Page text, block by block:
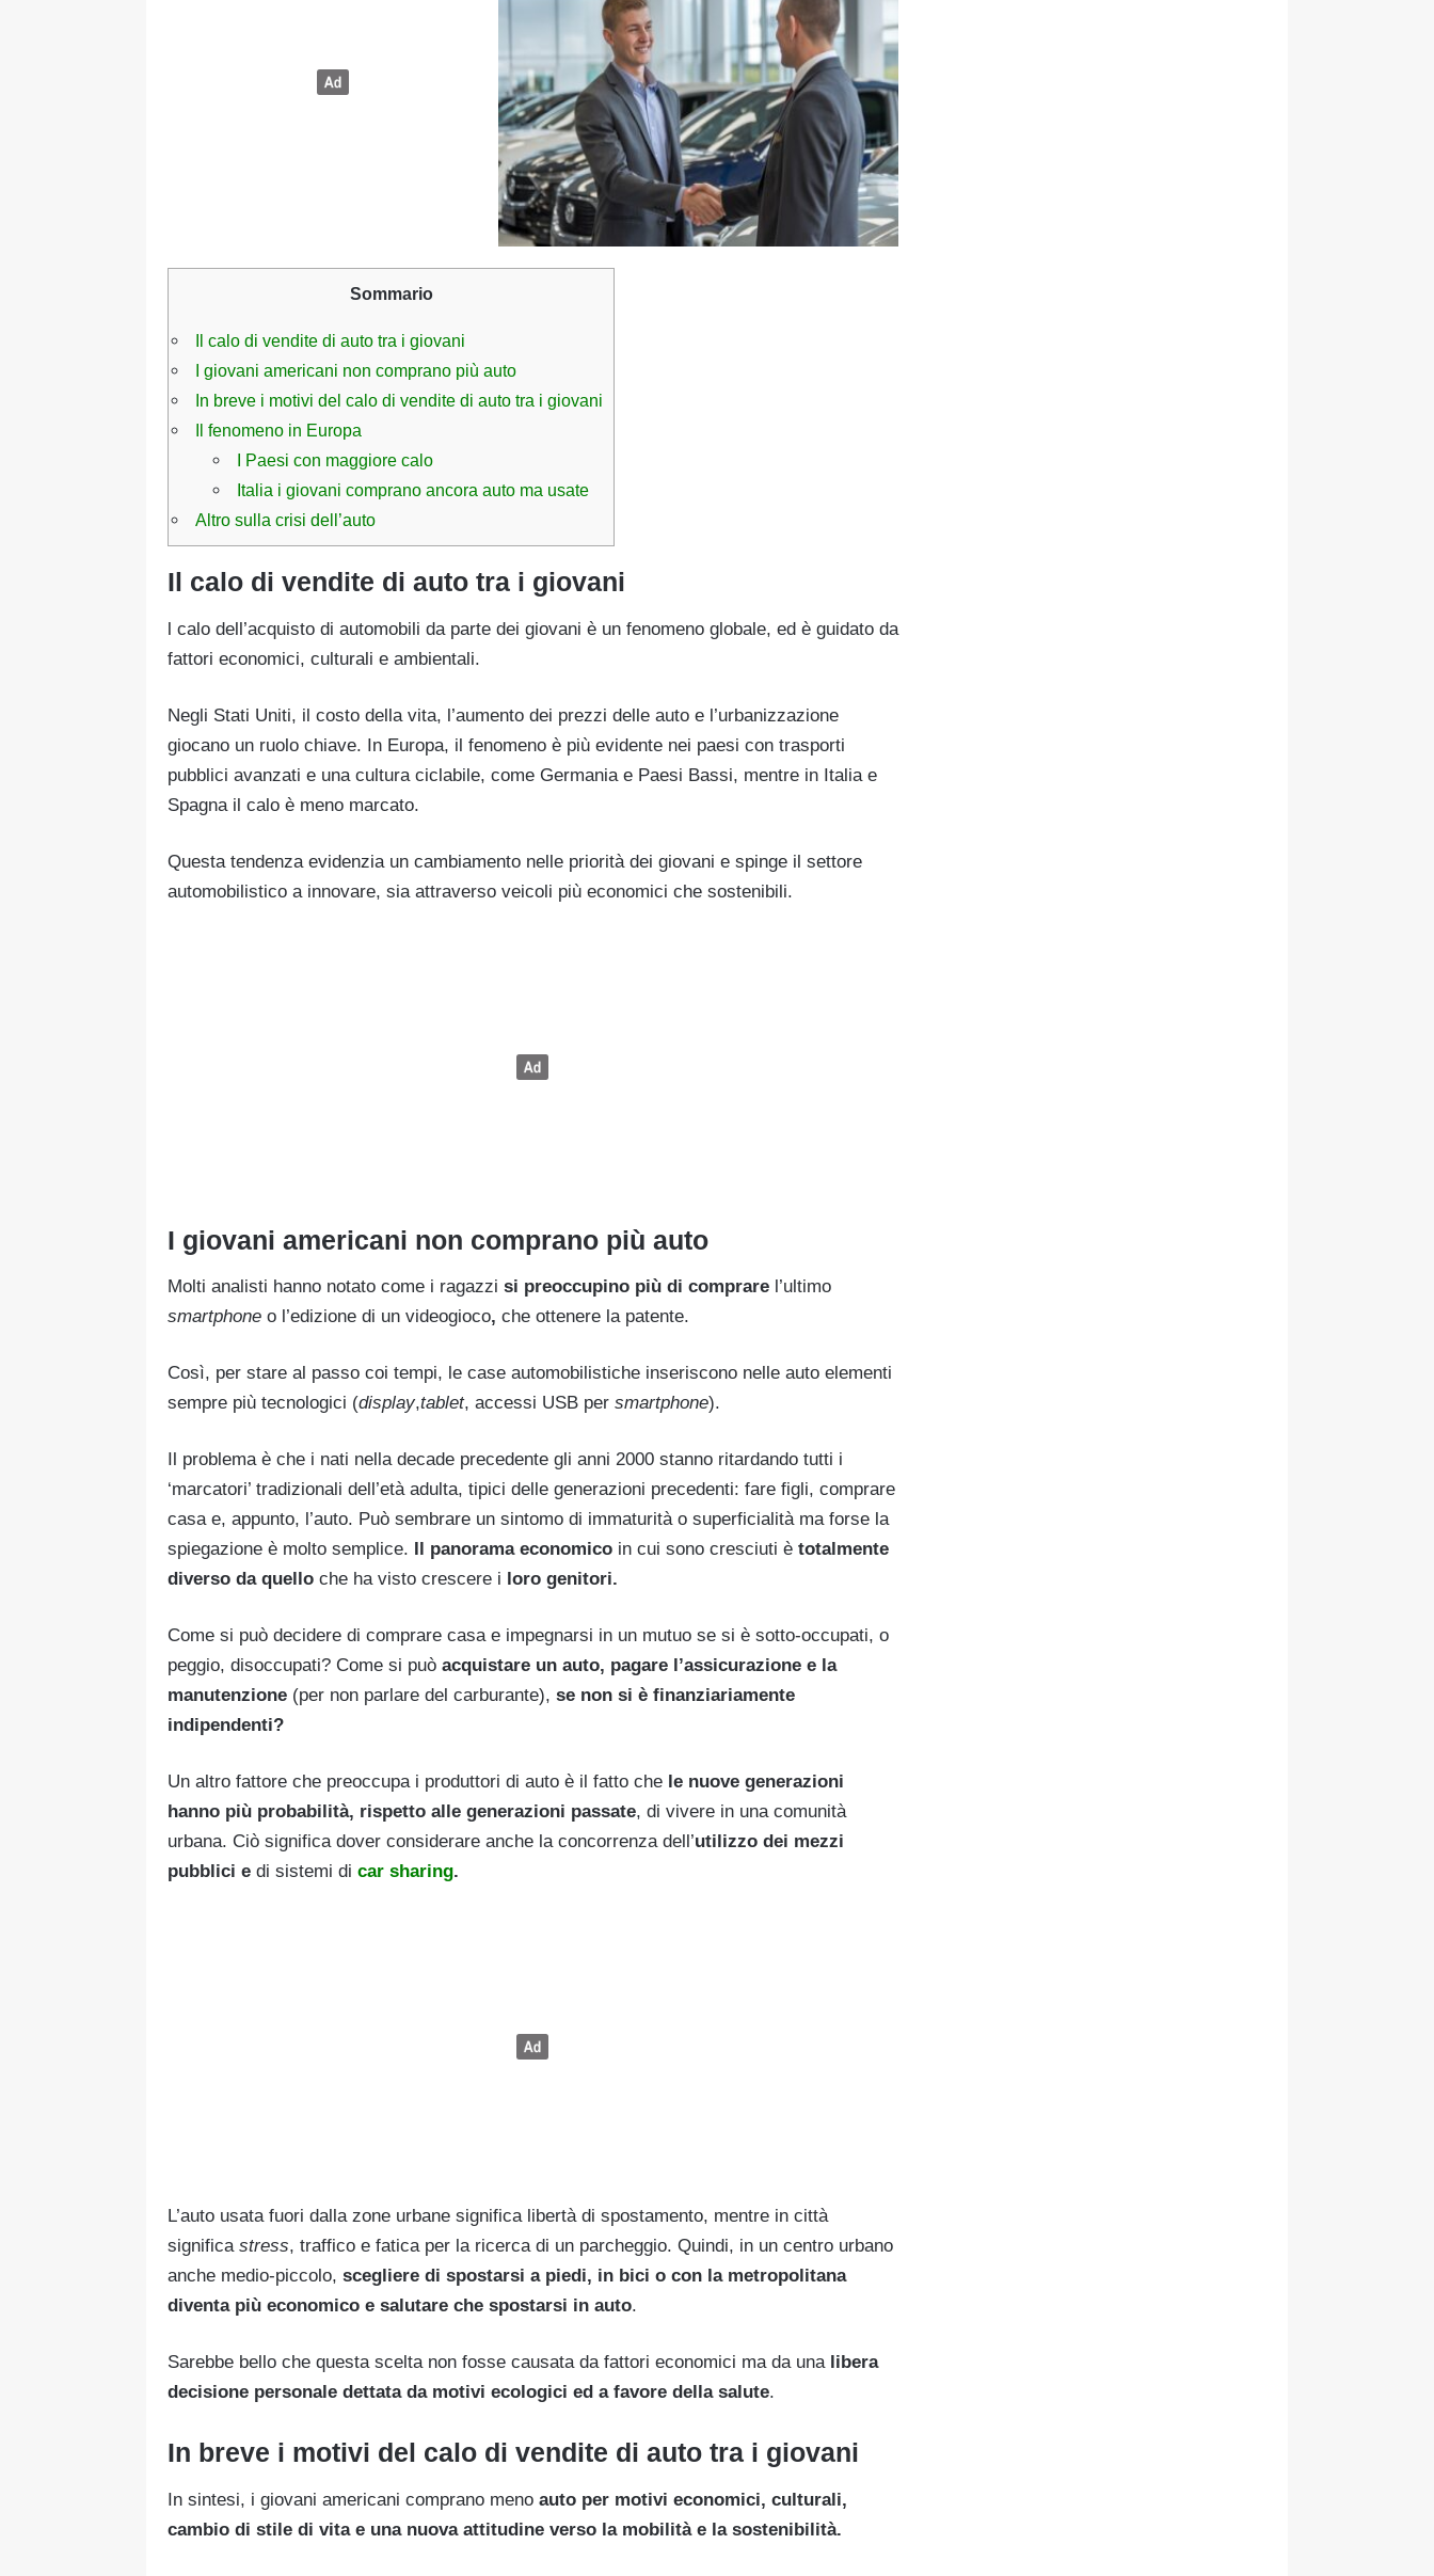
Sommario
Il calo di vendite di auto tra i giovani
I giovani americani non comprano più auto
In breve i motivi del calo di vendite di auto tra i giovani
Il fenomeno in Europa
I Paesi con maggiore calo
Italia i giovani comprano ancora auto ma usate
Altro sulla crisi dell’auto
Il calo di vendite di auto tra i giovani
l calo dell’acquisto di automobili da parte dei giovani è un fenomeno globale, ed è guidato da
fattori economici, culturali e ambientali.
Negli Stati Uniti, il costo della vita, l’aumento dei prezzi delle auto e l’urbanizzazione
giocano un ruolo chiave. In Europa, il fenomeno è più evidente nei paesi con trasporti
pubblici avanzati e una cultura ciclabile, come Germania e Paesi Bassi, mentre in Italia e
Spagna il calo è meno marcato.
Questa tendenza evidenzia un cambiamento nelle priorità dei giovani e spinge il settore
automobilistico a innovare, sia attraverso veicoli più economici che sostenibili.
I giovani americani non comprano più auto
Molti analisti hanno notato come i ragazzi si preoccupino più di comprare l’ultimo
smartphone o l’edizione di un videogioco, che ottenere la patente.
Così, per stare al passo coi tempi, le case automobilistiche inseriscono nelle auto elementi
sempre più tecnologici (display,tablet, accessi USB per smartphone).
Il problema è che i nati nella decade precedente gli anni 2000 stanno ritardando tutti i
‘marcatori’ tradizionali dell’età adulta, tipici delle generazioni precedenti: fare figli, comprare
casa e, appunto, l’auto. Può sembrare un sintomo di immaturità o superficialità ma forse la
spiegazione è molto semplice. Il panorama economico in cui sono cresciuti è totalmente
diverso da quello che ha visto crescere i loro genitori.
Come si può decidere di comprare casa e impegnarsi in un mutuo se si è sotto-occupati, o
peggio, disoccupati? Come si può acquistare un auto, pagare l’assicurazione e la
manutenzione (per non parlare del carburante), se non si è finanziariamente
indipendenti?
Un altro fattore che preoccupa i produttori di auto è il fatto che le nuove generazioni
hanno più probabilità, rispetto alle generazioni passate, di vivere in una comunità
urbana. Ciò significa dover considerare anche la concorrenza dell’utilizzo dei mezzi
pubblici e di sistemi di car sharing.
L’auto usata fuori dalla zone urbane significa libertà di spostamento, mentre in città
significa stress, traffico e fatica per la ricerca di un parcheggio. Quindi, in un centro urbano
anche medio-piccolo, scegliere di spostarsi a piedi, in bici o con la metropolitana
diventa più economico e salutare che spostarsi in auto.
Sarebbe bello che questa scelta non fosse causata da fattori economici ma da una libera
decisione personale dettata da motivi ecologici ed a favore della salute.
In breve i motivi del calo di vendite di auto tra i giovani
In sintesi, i giovani americani comprano meno auto per motivi economici, culturali,
cambio di stile di vita e una nuova attitudine verso la mobilità e la sostenibilità.